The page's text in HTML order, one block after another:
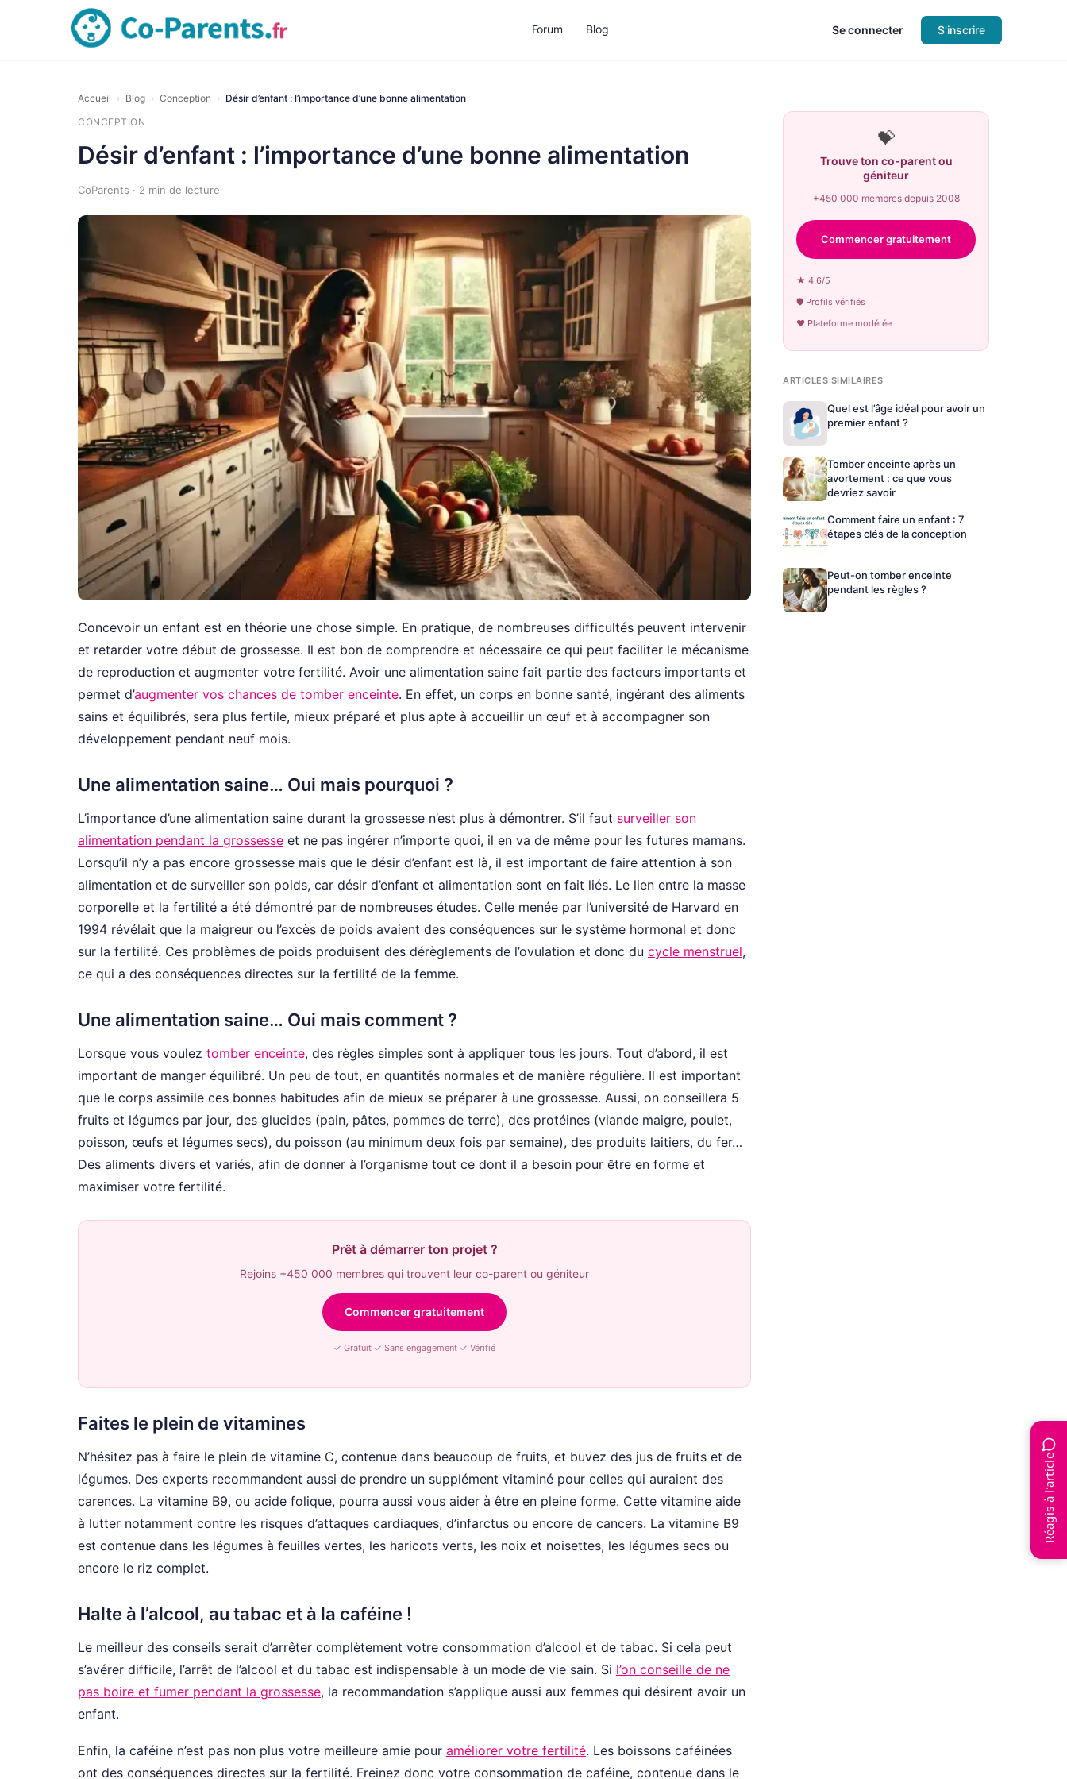
Forum Blog Se connecter S'inscrire
Accueil › Blog › Conception › Désir d’enfant : l’importance d’une bonne alimentation
CONCEPTION
Désir d’enfant : l’importance d’une bonne alimentation
CoParents · 2 min de lecture
Concevoir un enfant est en théorie une chose simple. En pratique, de nombreuses difficultés peuvent intervenir
et retarder votre début de grossesse. Il est bon de comprendre et nécessaire ce qui peut faciliter le mécanisme
de reproduction et augmenter votre fertilité. Avoir une alimentation saine fait partie des facteurs importants et
permet d’augmenter vos chances de tomber enceinte. En effet, un corps en bonne santé, ingérant des aliments
sains et équilibrés, sera plus fertile, mieux préparé et plus apte à accueillir un œuf et à accompagner son
développement pendant neuf mois.
Une alimentation saine… Oui mais pourquoi ?
L’importance d’une alimentation saine durant la grossesse n’est plus à démontrer. S’il faut surveiller son
alimentation pendant la grossesse et ne pas ingérer n’importe quoi, il en va de même pour les futures mamans.
Lorsqu’il n’y a pas encore grossesse mais que le désir d’enfant est là, il est important de faire attention à son
alimentation et de surveiller son poids, car désir d’enfant et alimentation sont en fait liés. Le lien entre la masse
corporelle et la fertilité a été démontré par de nombreuses études. Celle menée par l’université de Harvard en
1994 révélait que la maigreur ou l’excès de poids avaient des conséquences sur le système hormonal et donc
sur la fertilité. Ces problèmes de poids produisent des dérèglements de l’ovulation et donc du cycle menstruel,
ce qui a des conséquences directes sur la fertilité de la femme.
Une alimentation saine… Oui mais comment ?
Lorsque vous voulez tomber enceinte, des règles simples sont à appliquer tous les jours. Tout d’abord, il est
important de manger équilibré. Un peu de tout, en quantités normales et de manière régulière. Il est important
que le corps assimile ces bonnes habitudes afin de mieux se préparer à une grossesse. Aussi, on conseillera 5
fruits et légumes par jour, des glucides (pain, pâtes, pommes de terre), des protéines (viande maigre, poulet,
poisson, œufs et légumes secs), du poisson (au minimum deux fois par semaine), des produits laitiers, du fer…
Des aliments divers et variés, afin de donner à l’organisme tout ce dont il a besoin pour être en forme et
maximiser votre fertilité.
Prêt à démarrer ton projet ?
Rejoins +450 000 membres qui trouvent leur co-parent ou géniteur
Commencer gratuitement
✓ Gratuit ✓ Sans engagement ✓ Vérifié
Faites le plein de vitamines
N’hésitez pas à faire le plein de vitamine C, contenue dans beaucoup de fruits, et buvez des jus de fruits et de
légumes. Des experts recommandent aussi de prendre un supplément vitaminé pour celles qui auraient des
carences. La vitamine B9, ou acide folique, pourra aussi vous aider à être en pleine forme. Cette vitamine aide
à lutter notamment contre les risques d’attaques cardiaques, d’infarctus ou encore de cancers. La vitamine B9
est contenue dans les légumes à feuilles vertes, les haricots verts, les noix et noisettes, les légumes secs ou
encore le riz complet.
Halte à l’alcool, au tabac et à la caféine !
Le meilleur des conseils serait d’arrêter complètement votre consommation d’alcool et de tabac. Si cela peut
s’avérer difficile, l’arrêt de l’alcool et du tabac est indispensable à un mode de vie sain. Si l’on conseille de ne
pas boire et fumer pendant la grossesse, la recommandation s’applique aussi aux femmes qui désirent avoir un
enfant.
Enfin, la caféine n’est pas non plus votre meilleure amie pour améliorer votre fertilité. Les boissons caféinées
ont des conséquences directes sur la fertilité. Freinez donc votre consommation de caféine, contenue dans le
💝
Trouve ton co-parent ou
géniteur
+450 000 membres depuis 2008
Commencer gratuitement
★ 4.6/5
🛡 Profils vérifiés
♥ Plateforme modérée
ARTICLES SIMILAIRES
Quel est l’âge idéal pour avoir un
premier enfant ?
Tomber enceinte après un
avortement : ce que vous
devriez savoir
Comment faire un enfant : 7
étapes clés de la conception
Peut-on tomber enceinte
pendant les règles ?
Réagis à l’article